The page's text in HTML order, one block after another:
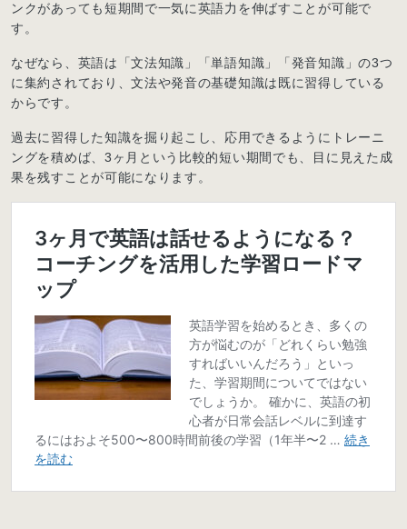
ンクがあっても短期間で一気に英語力を伸ばすことが可能で
す。
なぜなら、英語は「文法知識」「単語知識」「発音知識」の3つ
に集約されており、文法や発音の基礎知識は既に習得している
からです。
過去に習得した知識を掘り起こし、応用できるようにトレーニ
ングを積めば、3ヶ月という比較的短い期間でも、目に見えた成
果を残すことが可能になります。